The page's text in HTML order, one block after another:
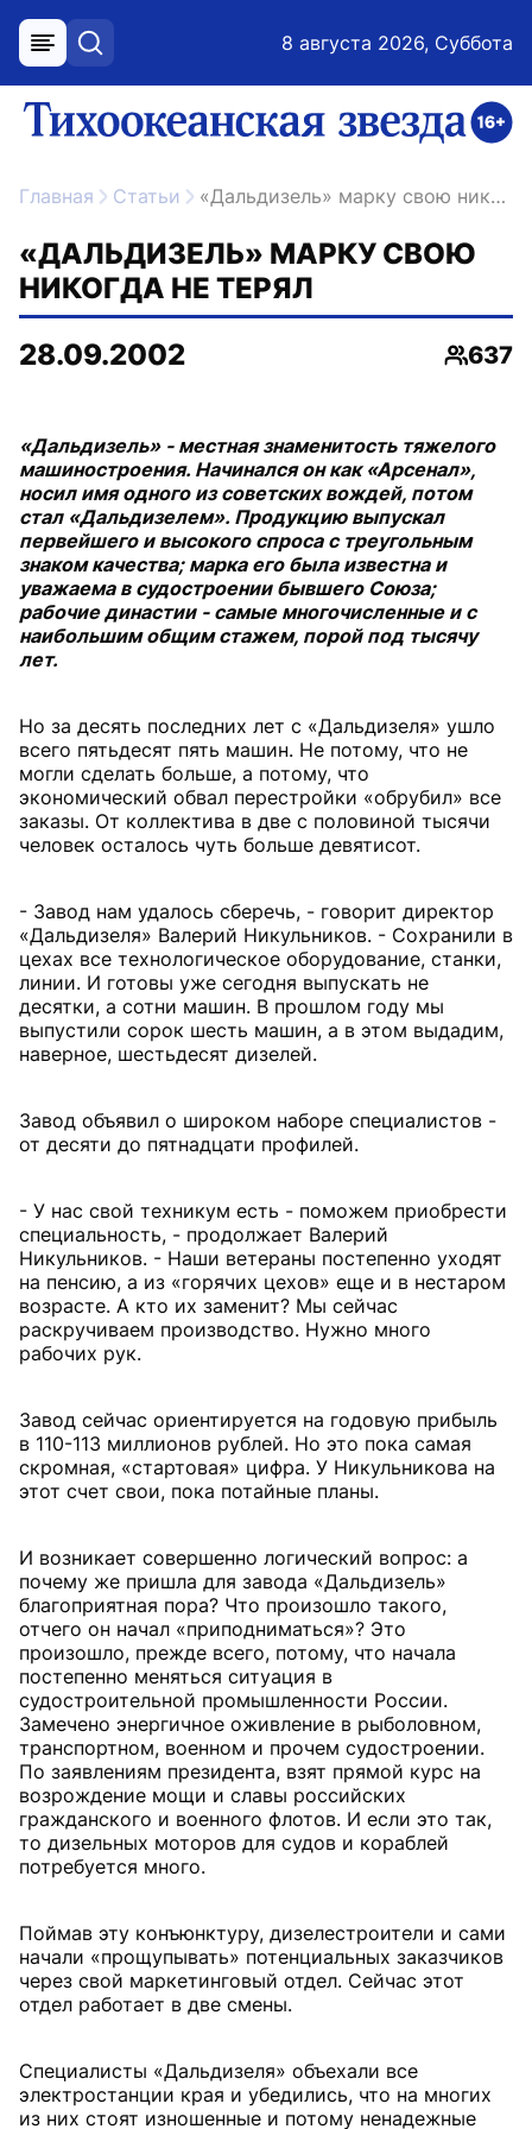
меню поиск 8 августа 2026, Суббота
ссылка на главную
Главная Статьи «Дальдизель» марку свою никогда не терял
«ДАЛЬДИЗЕЛЬ» МАРКУ СВОЮ
НИКОГДА НЕ ТЕРЯЛ
28.09.2002
637
«Дальдизель» - местная знаменитость тяжелого
машиностроения. Начинался он как «Арсенал»,
носил имя одного из советских вождей, потом
стал «Дальдизелем». Продукцию выпускал
первейшего и высокого спроса с треугольным
знаком качества; марка его была известна и
уважаема в судостроении бывшего Союза;
рабочие династии - самые многочисленные и с
наибольшим общим стажем, порой под тысячу
лет.
Но за десять последних лет с «Дальдизеля» ушло
всего пятьдесят пять машин. Не потому, что не
могли сделать больше, а потому, что
экономический обвал перестройки «обрубил» все
заказы. От коллектива в две с половиной тысячи
человек осталось чуть больше девятисот.
- Завод нам удалось сберечь, - говорит директор
«Дальдизеля» Валерий Никульников. - Сохранили в
цехах все технологическое оборудование, станки,
линии. И готовы уже сегодня выпускать не
десятки, а сотни машин. В прошлом году мы
выпустили сорок шесть машин, а в этом выдадим,
наверное, шестьдесят дизелей.
Завод объявил о широком наборе специалистов -
от десяти до пятнадцати профилей.
- У нас свой техникум есть - поможем приобрести
специальность, - продолжает Валерий
Никульников. - Наши ветераны постепенно уходят
на пенсию, а из «горячих цехов» еще и в нестаром
возрасте. А кто их заменит? Мы сейчас
раскручиваем производство. Нужно много
рабочих рук.
Завод сейчас ориентируется на годовую прибыль
в 110-113 миллионов рублей. Но это пока самая
скромная, «стартовая» цифра. У Никульникова на
этот счет свои, пока потайные планы.
И возникает совершенно логический вопрос: а
почему же пришла для завода «Дальдизель»
благоприятная пора? Что произошло такого,
отчего он начал «приподниматься»? Это
произошло, прежде всего, потому, что начала
постепенно меняться ситуация в
судостроительной промышленности России.
Замечено энергичное оживление в рыболовном,
транспортном, военном и прочем судостроении.
По заявлениям президента, взят прямой курс на
возрождение мощи и славы российских
гражданского и военного флотов. И если это так,
то дизельных моторов для судов и кораблей
потребуется много.
Поймав эту конъюнктуру, дизелестроители и сами
начали «прощупывать» потенциальных заказчиков
через свой маркетинговый отдел. Сейчас этот
отдел работает в две смены.
Специалисты «Дальдизеля» объехали все
электростанции края и убедились, что на многих
из них стоят изношенные и потому ненадежные